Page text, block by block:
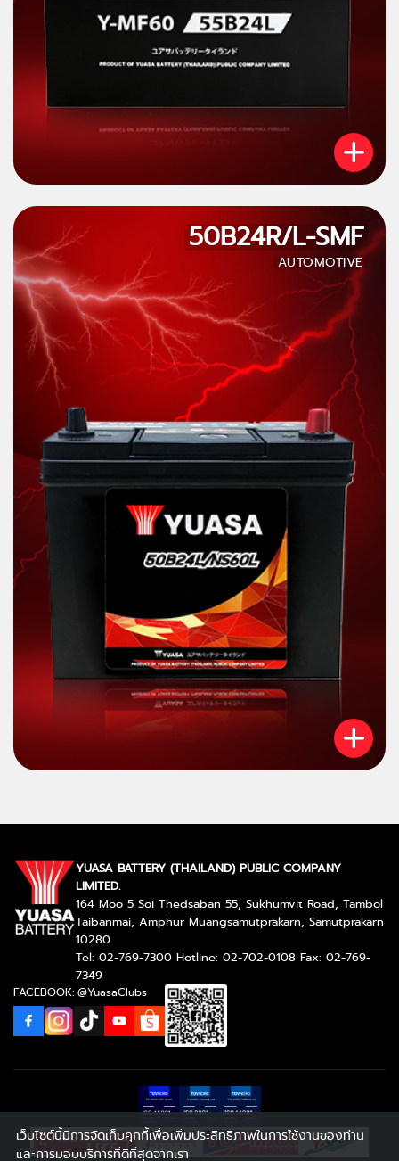
50B24R/L-SMF
AUTOMOTIVE
YUASA BATTERY (THAILAND) PUBLIC COMPANY
LIMITED.
164 Moo 5 Soi Thedsaban 55, Sukhumvit Road, Tambol
Taibanmai, Amphur Muangsamutprakarn, Samutprakarn
10280
Tel: 02-769-7300 Hotline: 02-702-0108 Fax: 02-769-
7349
FACEBOOK: @YuasaClubs
เว็บไซต์นี้มีการจัดเก็บคุกกี้เพื่อเพิ่มประสิทธิภาพในการใช้งานของท่าน
และการมอบบริการที่ดีที่สุดจากเรา